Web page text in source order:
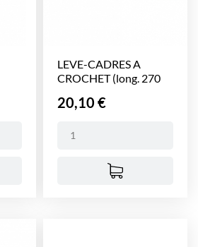
LEVE-CADRES A
CROCHET (long. 270
Prix
20,10 €